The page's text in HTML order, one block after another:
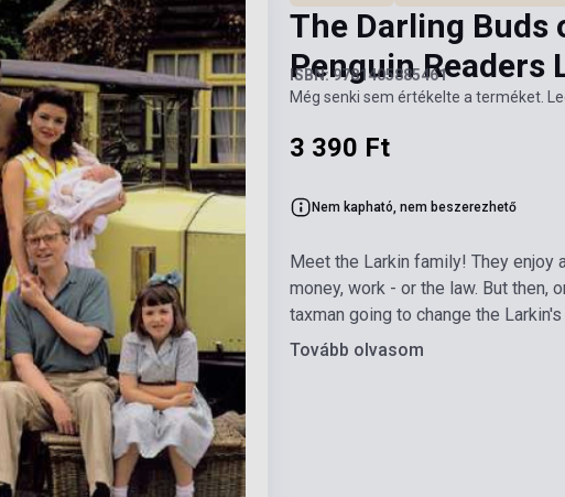
The Darling Buds
Penguin Readers
ISBN: 9781405885461
Még senki sem értékelte a terméket.
3 390 Ft
Nem kapható, nem beszerezhető
Meet the Larkin family! They enjoy
money, work - or the law. But then,
taxman going to change the
Tovább olvasom